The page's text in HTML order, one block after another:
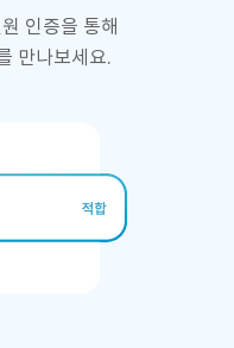
인증을 통해
만나보세요.